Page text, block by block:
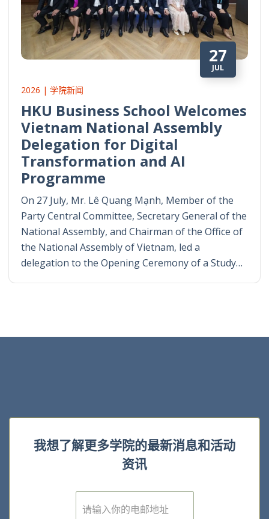
27
JUL
2026 | 学院新闻
HKU Business School Welcomes
Vietnam National Assembly
Delegation for Digital
Transformation and AI
Programme
On 27 July, Mr. Lê Quang Mạnh, Member of the
Party Central Committee, Secretary General of the
National Assembly, and Chairman of the Office of
the National Assembly of Vietnam, led a
delegation to the Opening Ceremony of a Study…
我想了解更多学院的最新消息和活动
资讯
E
m